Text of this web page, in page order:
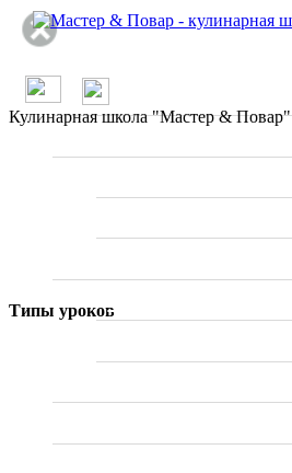
О проекте
Кулинарная школа "Мастер & Повар"
Типы уроков